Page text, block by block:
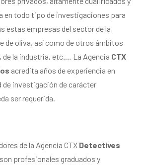
en todo tipo de investigaciones para
estas empresas del sector de la
de oliva, así como de otros ámbitos
la industria, etc.… La Agencia CTX
acredita años de experiencia en
de investigación de carácter
ser requerida.
de la Agencia CTX Detectives
son profesionales graduados y